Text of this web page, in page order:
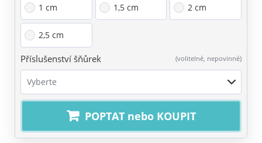
1 cm 1,5 cm 2 cm
2,5 cm
Příslušenství šňůrek (volitelné, nepovinné)
Vyberte
POPTAT nebo KOUPIT